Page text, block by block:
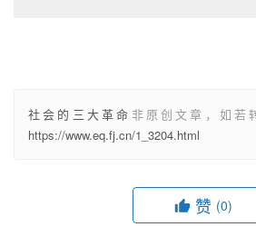
社会的三大革命 非原创文章，如若
https://www.eq.fj.cn/1_3204.html
赞 (0)